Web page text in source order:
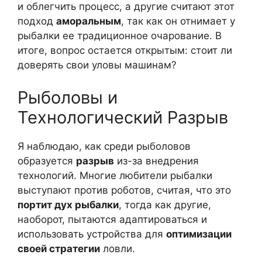
и облегчить процесс, а другие считают этот
подход аморальным, так как он отнимает у
рыбалки ее традиционное очарование. В
итоге, вопрос остается открытым: стоит ли
доверять свои уловы машинам?
Рыболовы и
Технологический Разрыв
Я наблюдаю, как среди рыболовов
образуется разрыв из-за внедрения
технологий. Многие любители рыбалки
выступают против роботов, считая, что это
портит дух рыбалки, тогда как другие,
наоборот, пытаются адаптироваться и
использовать устройства для оптимизации
своей стратегии ловли.